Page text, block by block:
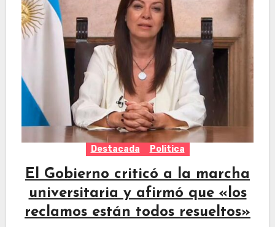
Destacada Politica
El Gobierno criticó a la marcha
universitaria y afirmó que «los
reclamos están todos resueltos»